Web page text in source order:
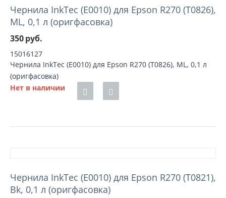
Чернила InkTec (E0010) для Epson R270 (T0826),
ML, 0,1 л (оригфасовка)
350руб.
15016127
Чернила InkTec (E0010) для Epson R270 (T0826), ML, 0,1 л
(оригфасовка)
Нет в наличии
Чернила InkTec (E0010) для Epson R270 (T0821),
Bk, 0,1 л (оригфасовка)